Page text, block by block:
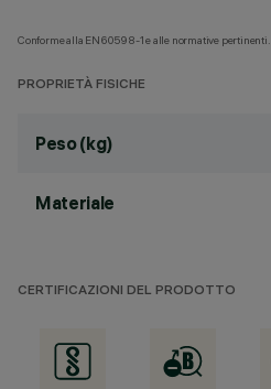
Conforme alla EN60598-1 e alle normative pertinenti.
PROPRIETÀ FISICHE
Peso (kg)
Materiale
CERTIFICAZIONI DEL PRODOTTO